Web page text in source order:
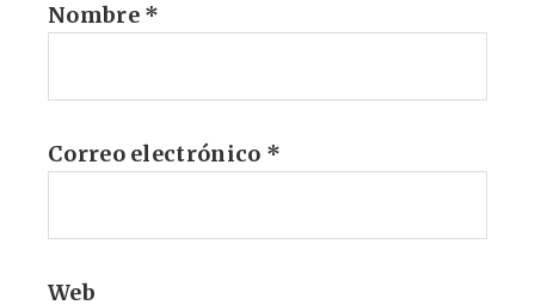
Nombre *
Correo electrónico *
Web